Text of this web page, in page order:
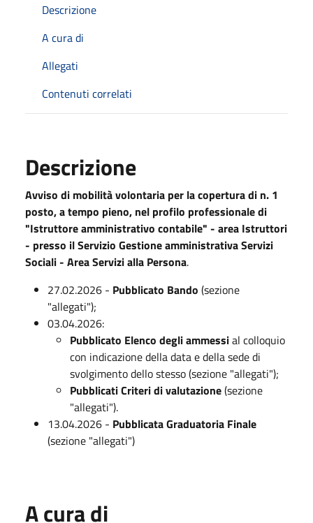
Descrizione
A cura di
Allegati
Contenuti correlati
Descrizione
Avviso di mobilità volontaria per la copertura di n. 1
posto, a tempo pieno, nel profilo professionale di
"Istruttore amministrativo contabile" - area Istruttori
- presso il Servizio Gestione amministrativa Servizi
Sociali - Area Servizi alla Persona.
27.02.2026 - Pubblicato Bando (sezione
"allegati");
03.04.2026:
Pubblicato Elenco degli ammessial colloquio
con indicazione della data e della sede di
svolgimento dello stesso (sezione "allegati");
Pubblicati Criteri di valutazione(sezione
"allegati").
13.04.2026 - Pubblicata Graduatoria Finale
(sezione "allegati")
A cura di